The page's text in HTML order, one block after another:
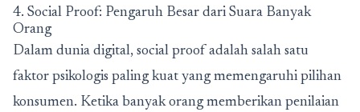
4. Social Proof: Pengaruh Besar dari Suara Banyak
Orang
Dalam dunia digital, social proof adalah salah satu
faktor psikologis paling kuat yang memengaruhi pilihan
konsumen. Ketika banyak orang memberikan penilaian